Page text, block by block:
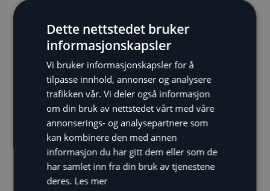
Beskrivelse
Super digital inverter
Super Digital Inverter er Toshibas mest effektive
varmepumpe- og airconditionserie som gir stabil
og behagelig temperatur i næringsbygg.
Ytelser og effektivitet er markedsledende, og
Dette nettstedet bruker
informasjonskapsler
Vi bruker informasjonskapsler for å
tilpasse innhold, annonser og analysere
trafikken vår. Vi deler også informasjon
om din bruk av nettstedet vårt med våre
annonserings- og analysepartnere som
kan kombinere den med annen
informasjon du har gitt dem eller som de
har samlet inn fra din bruk av tjenestene
deres. Les mer